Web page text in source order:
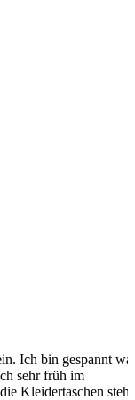
Ich bin gespannt
sehr früh im
Kleidertaschen